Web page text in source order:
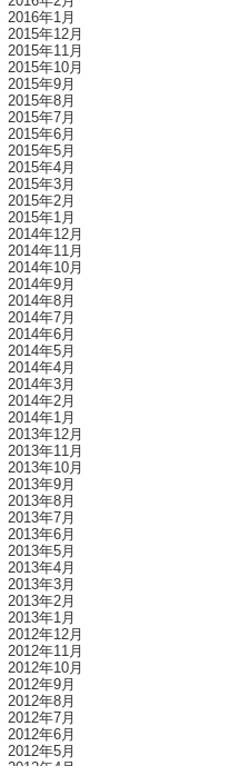
2016年1月
2015年12月
2015年11月
2015年10月
2015年9月
2015年8月
2015年7月
2015年6月
2015年5月
2015年4月
2015年3月
2015年2月
2015年1月
2014年12月
2014年11月
2014年10月
2014年9月
2014年8月
2014年7月
2014年6月
2014年5月
2014年4月
2014年3月
2014年2月
2014年1月
2013年12月
2013年11月
2013年10月
2013年9月
2013年8月
2013年7月
2013年6月
2013年5月
2013年4月
2013年3月
2013年2月
2013年1月
2012年12月
2012年11月
2012年10月
2012年9月
2012年8月
2012年7月
2012年6月
2012年5月